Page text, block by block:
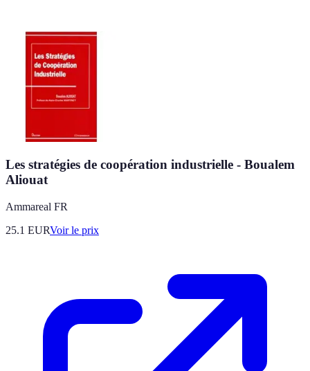
Les stratégies de coopération industrielle - Boualem
Aliouat
Ammareal FR
25.1 EURVoir le prix